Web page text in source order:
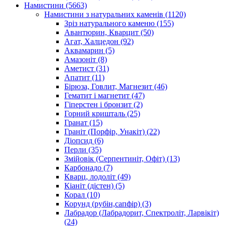
Намистини (5663)
Намистини з натуральних каменів (1120)
Зріз натурального каменю (155)
Авантюрин, Кварцит (50)
Агат, Халцедон (92)
Аквамарин (5)
Амазоніт (8)
Аметист (31)
Апатит (11)
Бірюза, Говлит, Магнезит (46)
Гематит і магнетит (47)
Гіперстен і бронзит (2)
Горний кришталь (25)
Гранат (15)
Граніт (Порфір, Унакіт) (22)
Діопсид (6)
Перли (35)
Змійовік (Серпентиніт, Офіт) (13)
Карбонадо (7)
Кварц, лодоліт (49)
Кіаніт (дістен) (5)
Корал (10)
Корунд (рубін,сапфір) (3)
Лабрадор (Лабрадорит, Спектроліт, Ларвікіт)
(24)